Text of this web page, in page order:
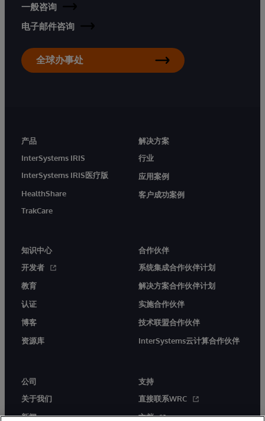
一般咨询
电子邮件咨询
全球办事处
产品
InterSystems IRIS
InterSystems IRIS医疗版
HealthShare
TrakCare
解决方案
行业
应用案例
客户成功案例
知识中心
开发者
教育
认证
博客
资源库
合作伙伴
系统集成合作伙伴计划
解决方案合作伙伴计划
实施合作伙伴
技术联盟合作伙伴
InterSystems云计算合作伙伴
公司
关于我们
新闻
支持
直接联系WRC
文档